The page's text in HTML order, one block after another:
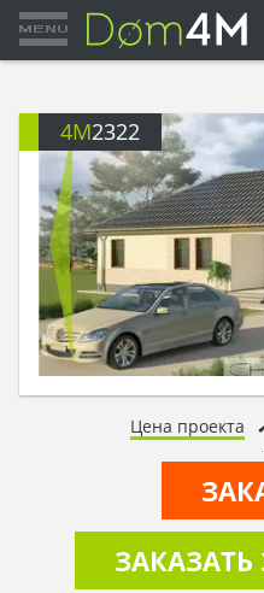
4M2322
Цена проекта